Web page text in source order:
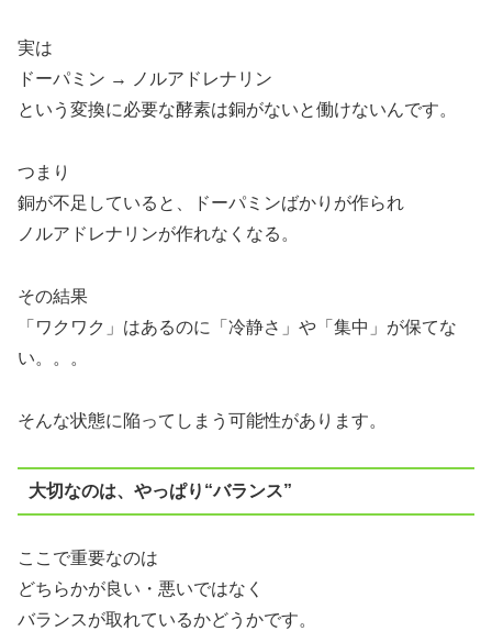
実は
ドーパミン → ノルアドレナリン
という変換に必要な酵素は銅がないと働けないんです。
つまり
銅が不足していると、ドーパミンばかりが作られ
ノルアドレナリンが作れなくなる。
その結果
「ワクワク」はあるのに「冷静さ」や「集中」が保てな
い。。。
そんな状態に陥ってしまう可能性があります。
大切なのは、やっぱり“バランス”
ここで重要なのは
どちらかが良い・悪いではなく
バランスが取れているかどうかです。